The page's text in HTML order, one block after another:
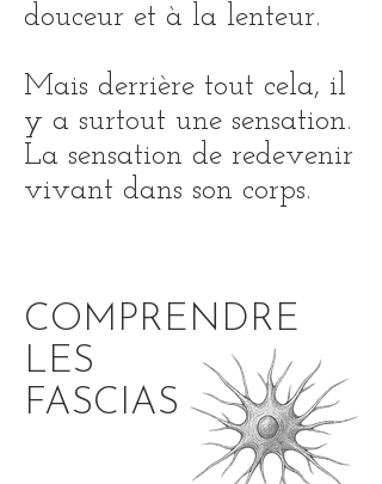
douceur et à la lenteur.
Mais derrière tout cela, il
y a surtout une sensation.
La sensation de redevenir
vivant dans son corps.
COMPRENDRE
LES
FASCIAS